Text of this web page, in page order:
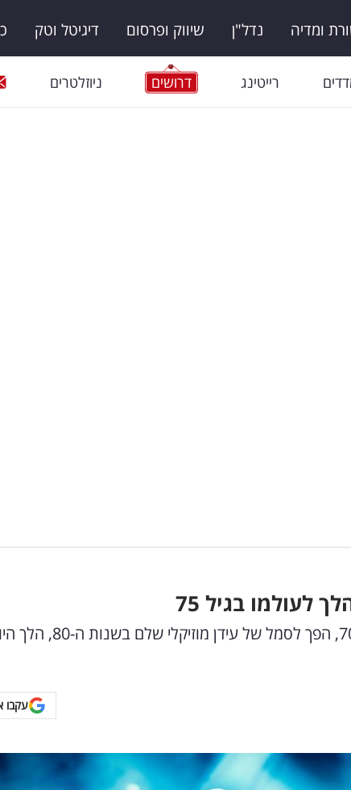
ומדיה נדל"ן שיווק ופרסום דיגיטל וטק
רייטינג דרושים ניוזלטרים
גרג קיהן, שהחל את דרכו המוזיקלית בשנות ה-
עקבו